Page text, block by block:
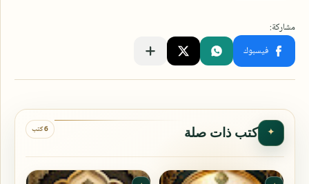
✦ كتب ذات صلة 6 كتب